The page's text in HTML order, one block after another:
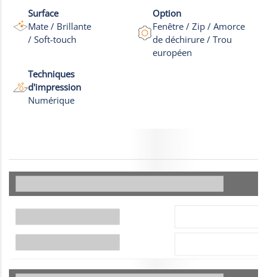
Surface
Mate / Brillante
/ Soft-touch
Option
Fenêtre / Zip / Amorce
de déchirure / Trou
européen
Techniques
d'impression
Numérique